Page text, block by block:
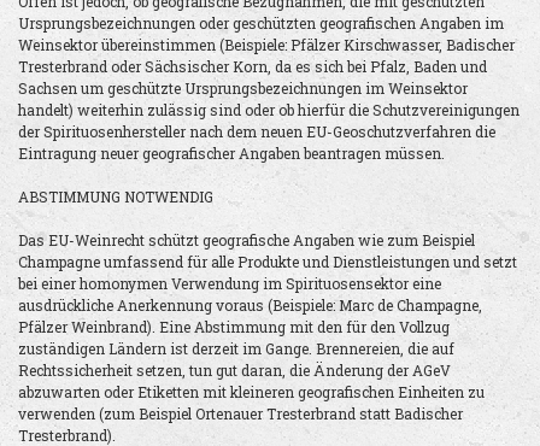
Ursprungsbezeichnungen oder geschützten geografischen Angaben im
Weinsektor übereinstimmen (Beispiele: Pfälzer Kirschwasser, Badischer
Tresterbrand oder Sächsischer Korn, da es sich bei Pfalz, Baden und
Sachsen um geschützte Ursprungsbezeichnungen im Weinsektor
handelt) weiterhin zulässig sind oder ob hierfür die Schutzvereinigungen
der Spirituosenhersteller nach dem neuen EU-Geoschutzverfahren die
Eintragung neuer geografischer Angaben beantragen müssen.
ABSTIMMUNG NOTWENDIG
Das EU-Weinrecht schützt geografische Angaben wie zum Beispiel
Champagne umfassend für alle Produkte und Dienstleistungen und setzt
bei einer homonymen Verwendung im Spirituosensektor eine
ausdrückliche Anerkennung voraus (Beispiele: Marc de Champagne,
Pfälzer Weinbrand). Eine Abstimmung mit den für den Vollzug
zuständigen Ländern ist derzeit im Gange. Brennereien, die auf
Rechtssicherheit setzen, tun gut daran, die Änderung der AGeV
abzuwarten oder Etiketten mit kleineren geografischen Einheiten zu
verwenden (zum Beispiel Ortenauer Tresterbrand statt Badischer
Tresterbrand).